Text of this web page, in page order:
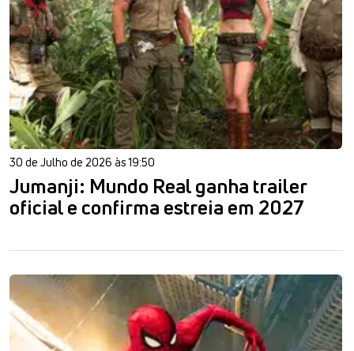
30 de Julho de 2026 às 19:50
Jumanji: Mundo Real ganha trailer
oficial e confirma estreia em 2027